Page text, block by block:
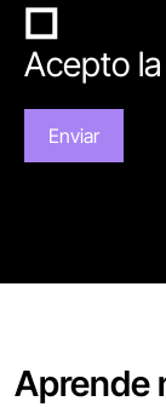
Acepto la
Aprende